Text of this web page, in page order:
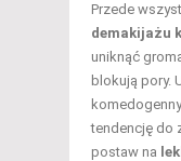
Przede
demakijażu
uniknąć
blokują pory.
tendencję do
postaw na